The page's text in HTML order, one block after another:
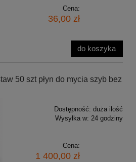
Cena:
36,00 zł
do koszyka
50 szt płyn do mycia szyb bez
Dostępność: duża ilość
Wysyłka w: 24 godziny
Cena:
1 400,00 zł